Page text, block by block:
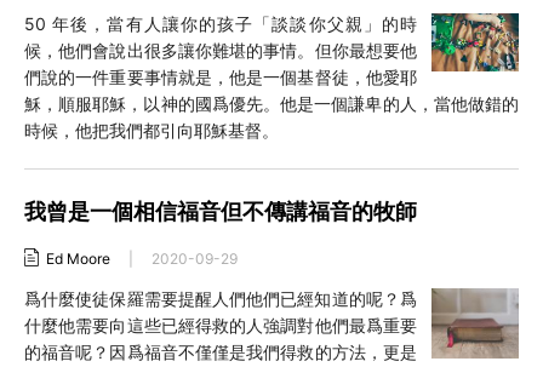
50 年後，當有人讓你的孩子「談談你父親」的時
候，他們會說出很多讓你難堪的事情。但你最想要他
們說的一件重要事情就是，他是一個基督徒，他愛耶
穌，順服耶穌，以神的國爲優先。他是一個謙卑的人，當他做錯的
時候，他把我們都引向耶穌基督。
我曾是一個相信福音但不傳講福音的牧師
Ed Moore 2020-09-29
爲什麼使徒保羅需要提醒人們他們已經知道的呢？爲
什麼他需要向這些已經得救的人強調對他們最爲重要
的福音呢？因爲福音不僅僅是我們得救的方法，更是